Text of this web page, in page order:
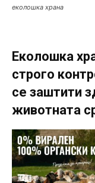
еколошка храна
Еколошка
строго
се заштити
животната